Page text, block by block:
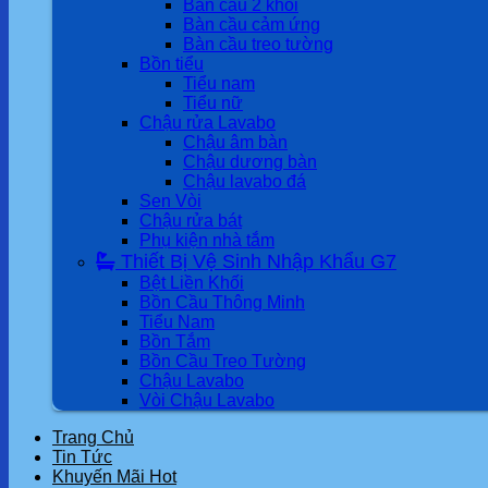
Bàn cầu 2 khối
Bàn cầu cảm ứng
Bàn cầu treo tường
Bồn tiểu
Tiểu nam
Tiểu nữ
Chậu rửa Lavabo
Chậu âm bàn
Chậu dương bàn
Chậu lavabo đá
Sen Vòi
Chậu rửa bát
Phụ kiện nhà tắm
Thiết Bị Vệ Sinh Nhập Khẩu G7
Bệt Liền Khối
Bồn Cầu Thông Minh
Tiểu Nam
Bồn Tắm
Bồn Cầu Treo Tường
Chậu Lavabo
Vòi Chậu Lavabo
Trang Chủ
Tin Tức
Khuyến Mãi Hot